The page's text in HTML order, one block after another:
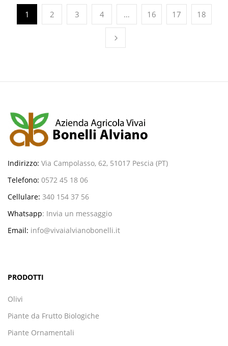
1 2 3 4 … 16 17 18
Indirizzo: Via Campolasso, 62, 51017 Pescia (PT)
Telefono: 0572 45 18 06
Cellulare: 340 154 37 56
Whatsapp: Invia un messaggio
Email: info@vivaialvianobonelli.it
PRODOTTI
Olivi
Piante da Frutto Biologiche
Piante Ornamentali